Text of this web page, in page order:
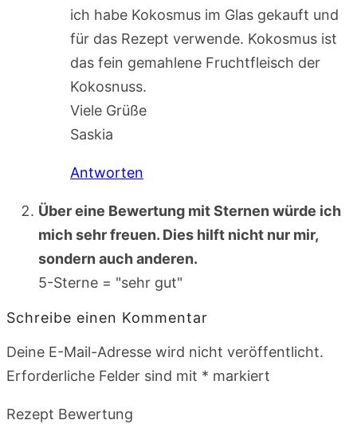
ich habe Kokosmus im Glas gekauft und
für das Rezept verwende. Kokosmus ist
das fein gemahlene Fruchtfleisch der
Kokosnuss.
Viele Grüße
Saskia
Antworten
Über eine Bewertung mit Sternen würde ich
mich sehr freuen. Dies hilft nicht nur mir,
sondern auch anderen.
5-Sterne = "sehr gut"
Schreibe einen Kommentar
Deine E-Mail-Adresse wird nicht veröffentlicht.
Erforderliche Felder sind mit * markiert
Rezept Bewertung